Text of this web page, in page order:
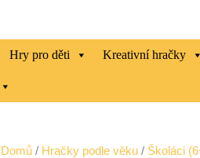
Hry pro děti Kreativní hračky
Domů / Hračky podle věku / Školáci
Razítka